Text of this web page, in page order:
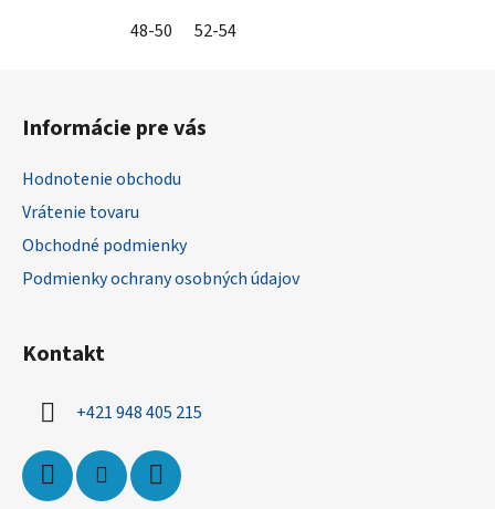
48-50 52-54
Informácie pre vás
Hodnotenie obchodu
Vrátenie tovaru
Obchodné podmienky
Podmienky ochrany osobných údajov
Kontakt
+421 948 405 215